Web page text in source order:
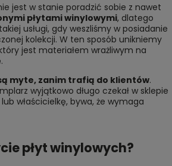
jest w stanie poradzić sobie z nawet
płytami winylowymi, dlatego
usługi, gdy weszliśmy w posiadanie
kolekcji. W ten sposób unikniemy
jest materiałem wrażliwym na
myte, zanim trafią do klientów.
wyjątkowo długo czekał w sklepie
właścicielkę, bywa, że wymaga
płyt winylowych?